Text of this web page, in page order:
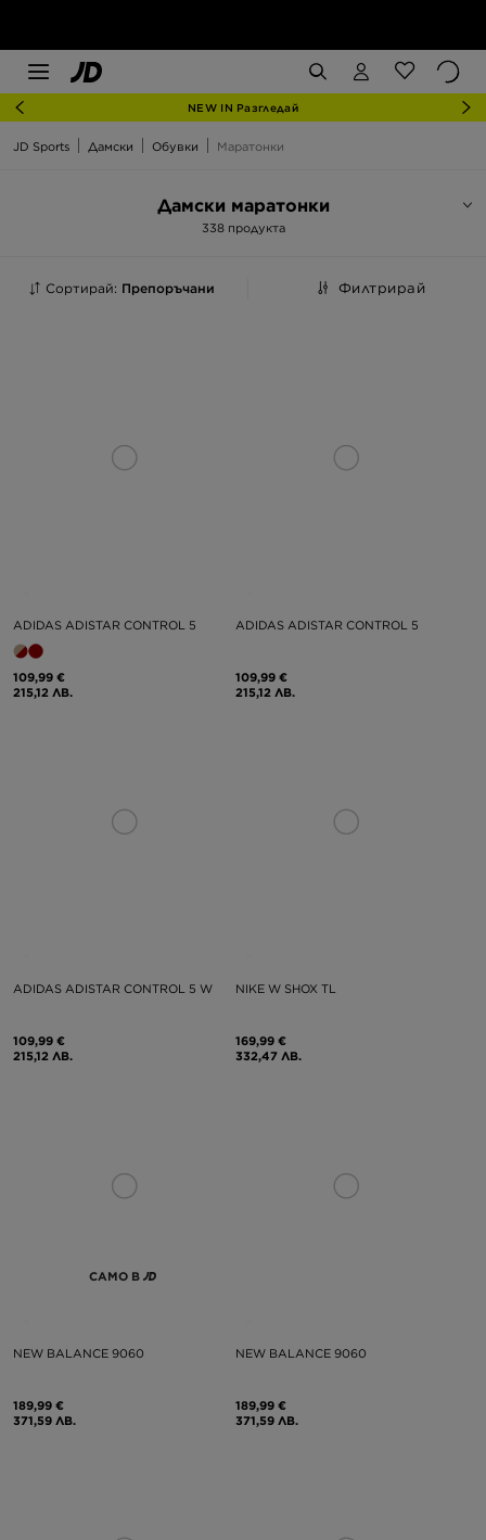
NEW IN Разгледай
JD Sports Дамски Обувки Маратонки
Дамски маратонки
338 продукта
Сортирай: Препоръчани Филтрирай
ADIDAS ADISTAR CONTROL 5
109,99 €
215,12 ЛВ.
ADIDAS ADISTAR CONTROL 5
109,99 €
215,12 ЛВ.
ADIDAS ADISTAR CONTROL 5 W
109,99 €
215,12 ЛВ.
NIKE W SHOX TL
169,99 €
332,47 ЛВ.
САМО В
NEW BALANCE 9060
189,99 €
371,59 ЛВ.
NEW BALANCE 9060
189,99 €
371,59 ЛВ.